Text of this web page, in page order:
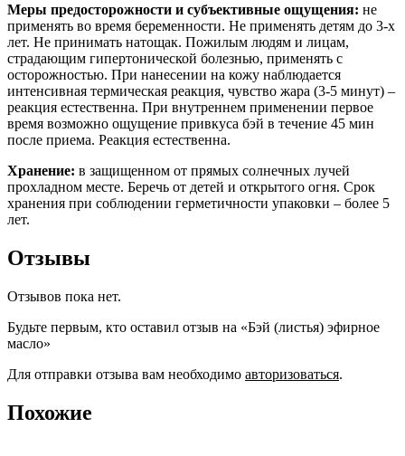
Меры предосторожности и субъективные ощущения: не
применять во время беременности. Не применять детям до 3-х
лет. Не принимать натощак. Пожилым людям и лицам,
страдающим гипертонической болезнью, применять с
осторожностью. При нанесении на кожу наблюдается
интенсивная термическая реакция, чувство жара (3-5 минут) –
реакция естественна. При внутреннем применении первое
время возможно ощущение привкуса бэй в течение 45 мин
после приема. Реакция естественна.
Хранение: в защищенном от прямых солнечных лучей
прохладном месте. Беречь от детей и открытого огня. Срок
хранения при соблюдении герметичности упаковки – более 5
лет.
Отзывы
Отзывов пока нет.
Будьте первым, кто оставил отзыв на «Бэй (листья) эфирное
масло»
Для отправки отзыва вам необходимо авторизоваться.
Похожие